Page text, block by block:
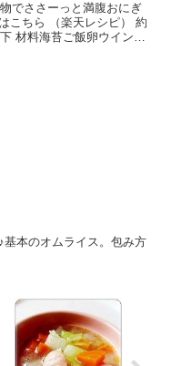
でささーっと満腹おにぎ
こちら （楽天レシピ） 約
材料海苔ご飯卵ウインナ
基本のオムライス。包み方